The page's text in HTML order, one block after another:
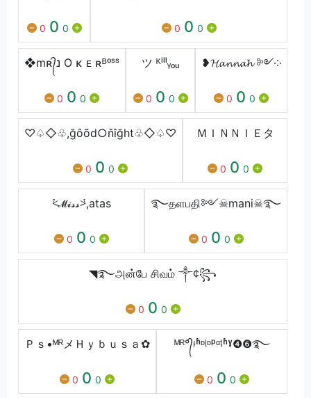
0 0 0 0 0 0
❖mʀ᭄נ O κ ᴇ ʀᴮᵒˢˢ
0 0 0
ツ ᴷⁱˡˡᵧₒᵤ
0 0 0
❥𝓗𝓪𝓷𝓷𝓪𝓱 ༻༶
0 0 0
♡♤◇♧,ğôõd○ňîğht♧◇♤♡
0 0 0
ＭＩＮＮＩＥタ
0 0 0
⩻𝓜𝓲𝓼𝓼⩼,atas
0 0 0
࿐தளபதி༻☠mani☠࿐
0 0 0
◥࿐அன்பே சிவம் ༒¢꧂
0 0 0
Ｐｓ•ᴹᴿメＨｙｂｕｓａ✿
0 0 0
ᴹᴿ°᭄ᶡʱᶛᶩᶛᵖᵅᶵʱˠ❹❻࿐
0 0 0